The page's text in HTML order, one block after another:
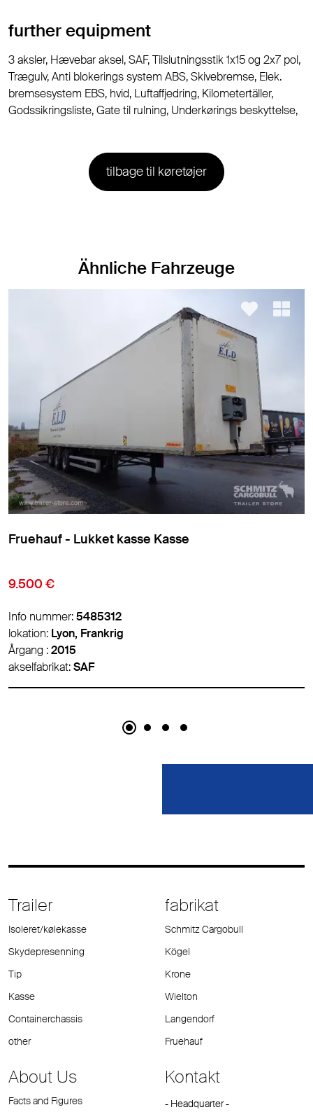
further equipment
3 aksler, Hævebar aksel, SAF, Tilslutningsstik 1x15 og 2x7 pol,
Trægulv, Anti blokerings system ABS, Skivebremse, Elek.
bremsesystem EBS, hvid, Luftaffjedring, Kilometertäller,
Godssikringsliste, Gate til rulning, Underkørings beskyttelse,
tilbage til køretøjer
Ähnliche Fahrzeuge
Fruehauf - Lukket kasse Kasse
10.500 €
Info nummer:5486788
lokation:Lyon, Frankrig
Årgang :2017
akselfabrikat:-
Trailer
Isoleret/kølekasse
Skydepresenning
Tip
Kasse
Containerchassis
other
fabrikat
Schmitz Cargobull
Kögel
Krone
Wielton
Langendorf
Fruehauf
About Us
Facts and Figures
Kontakt
- Headquarter -